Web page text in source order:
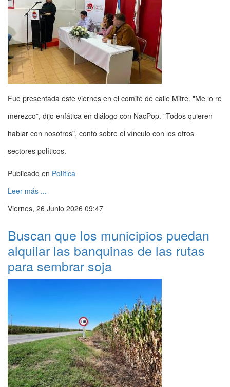
Fue presentada este viernes en el comité de calle Mitre. "Me lo re
merezco”, dijo enfática en diálogo con NacPop. "Todos quieren
hablar con nosotros", contó sobre el vínculo con los otros
sectores políticos.
Publicado en Política
Leer más ...
Viernes, 26 Junio 2026 09:47
Buscan que los municipios puedan
alquilar las banquinas de las rutas
para sembrar soja